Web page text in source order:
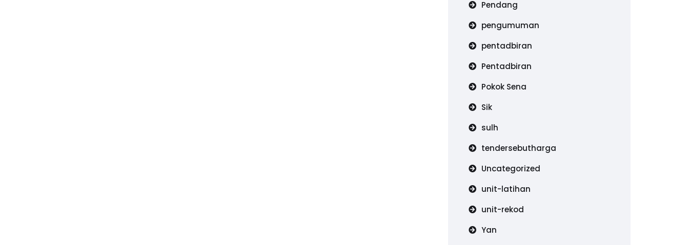
Pendang
pengumuman
pentadbiran
Pentadbiran
Pokok Sena
Sik
sulh
tendersebutharga
Uncategorized
unit-latihan
unit-rekod
Yan